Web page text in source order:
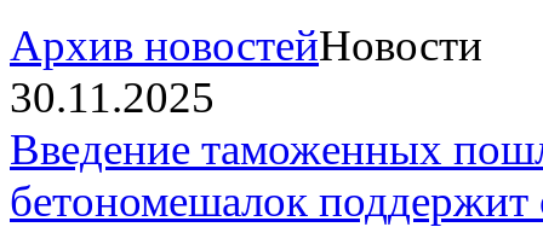
Архив новостейНовости
30.11.2025
Введение таможенных
бетономешалок поддержит